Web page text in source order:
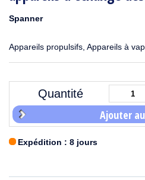
Spanner
Appareils propulsifs, Appareils à
Quantité
Ajouter
Expédition : 8 jours